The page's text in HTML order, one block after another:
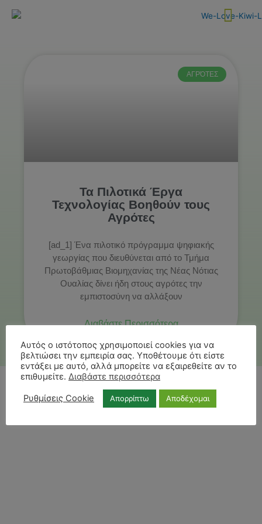
ΑΓΡΌΤΕΣ
Τα Πιλοτικά Έργα
Τεχνολογίας Βοηθούν τους
Αγρότες
[ad_1] Ένα πιλοτικό πρόγραμμα ψηφιακής
γεωργίας που διευθύνεται από το Τμήμα
Πρωτοβάθμιας Βιομηχανίας της Νέας Νότιας
Ουαλίας δίνει ήδη στους αγρότες την
εμπιστοσύνη να αλλάξουν
Διαβάστε Περισσότερα
Αυτός ο ιστότοπος χρησιμοποιεί cookies για να
βελτιώσει την εμπειρία σας. Υποθέτουμε ότι είστε
εντάξει με αυτό, αλλά μπορείτε να εξαιρεθείτε αν το
επιθυμείτε. Διαβάστε περισσότερα
Ρυθμίσεις Cookie Απορρίπτω Αποδέχομαι